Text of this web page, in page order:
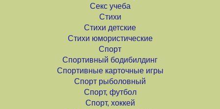
Секс учеба
Стихи
Стихи детские
Стихи юмористические
Спорт
Спортивный бодибилдинг
Спортивные карточные игры
Спорт рыболовный
Спорт, футбол
Спорт, хоккей